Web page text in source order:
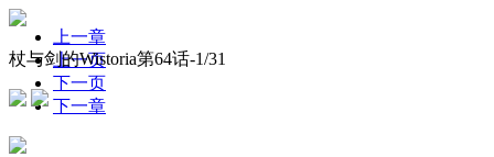
杖与剑的Wistoria第64话-1/31
上一章
上一页
下一页
下一章